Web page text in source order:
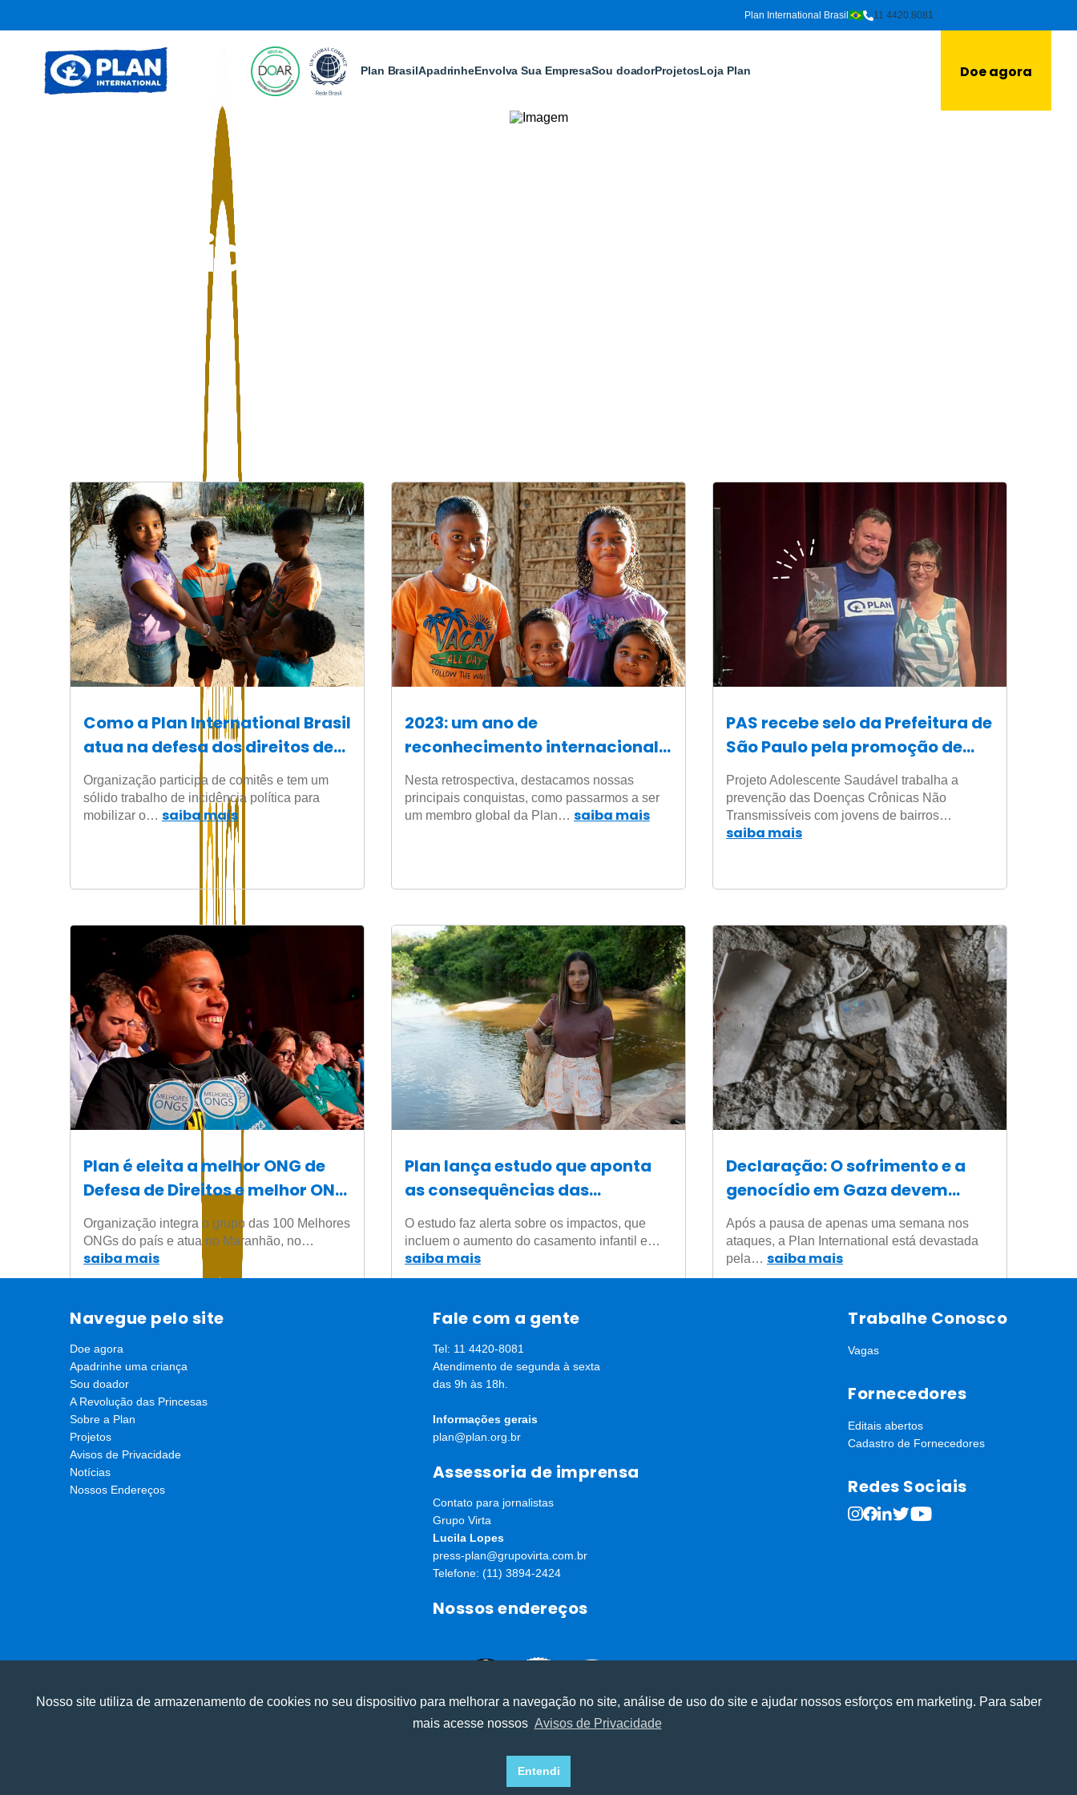
Utilizamos cookies para oferecer melhor experiência, melhorar o desempenho, analisar como você interage em nosso site e personalizar conteúdo.
Recusar Cookies Aceitar Cookies
Utilizamos cookies para oferecer melhor experiência, melhorar o desempenho, analisar como você interage em nosso site e personalizar conteúdo.
Recusar Cookies Aceitar Cookies
Plan International Brasil 11 4420.8081
Plan BrasilApadrinheEnvolva Sua EmpresaSou doadorProjetosLoja Plan Doe agora
Notícias
Como a Plan International Brasil
atua na defesa dos direitos de
crianças e adolescentes
Organização participa de comitês e tem um
sólido trabalho de incidência política para
mobilizar o… saiba mais
2023: um ano de
reconhecimento internacional e
prêmios no Brasil
Nesta retrospectiva, destacamos nossas
principais conquistas, como passarmos a ser
um membro global da Plan… saiba mais
PAS recebe selo da Prefeitura de
São Paulo pela promoção de
Direitos Humanos e Diversidade
Projeto Adolescente Saudável trabalha a
prevenção das Doenças Crônicas Não
Transmissíveis com jovens de bairros…
saiba mais
Plan é eleita a melhor ONG de
Defesa de Direitos e melhor ONG
do Maranhão
Organização integra o grupo das 100 Melhores
ONGs do país e atua no Maranhão, no…
saiba mais
Plan lança estudo que aponta
as consequências das
mudanças climáticas para a
vida e a educação das meninas
O estudo faz alerta sobre os impactos, que
incluem o aumento do casamento infantil e…
saiba mais
Declaração: O sofrimento e a
genocídio em Gaza devem
parar agora
Após a pausa de apenas uma semana nos
ataques, a Plan International está devastada
pela… saiba mais
Navegue pelo site
Doe agora
Apadrinhe uma criança
Sou doador
A Revolução das Princesas
Sobre a Plan
Projetos
Avisos de Privacidade
Notícias
Nossos Endereços
Fale com a gente
Tel: 11 4420-8081
Atendimento de segunda à sexta
das 9h às 18h.
Informações gerais
plan@plan.org.br
Assessoria de imprensa
Contato para jornalistas
Grupo Virta
Lucila Lopes
press-plan@grupovirta.com.br
Telefone: (11) 3894-2424
Nossos endereços
Trabalhe Conosco
Vagas
Fornecedores
Editais abertos
Cadastro de Fornecedores
Redes Sociais
Nosso site utiliza de armazenamento de cookies no seu dispositivo para melhorar a navegação no site, análise de uso do site e ajudar nossos esforços em marketing. Para saber
mais acesse nossos Avisos de Privacidade
Entendi